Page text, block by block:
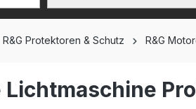
R&G Protektoren & Schutz R&G
Lichtmaschine